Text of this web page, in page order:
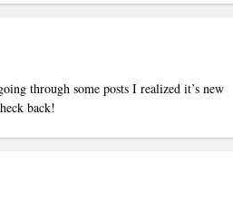
through some posts I realized it’s new
back!